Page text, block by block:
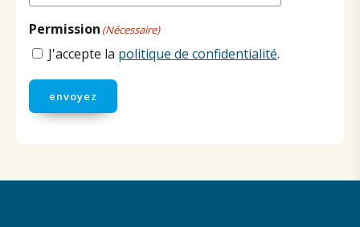
Permission (Nécessaire)
J'accepte la politique de confidentialité.
envoyez